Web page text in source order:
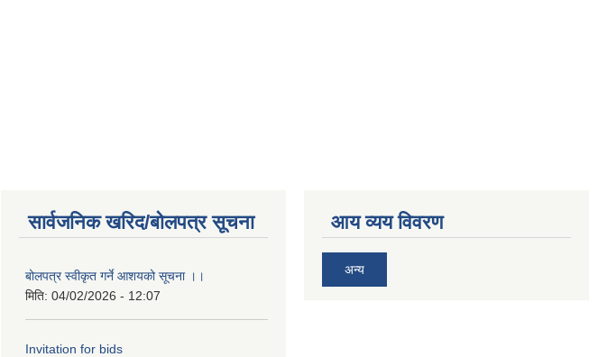
सार्वजनिक खरिद/बोलपत्र सूचना
बोलपत्र स्वीकृत गर्ने आशयको सूचना ।।
मिति: 04/02/2026 - 12:07
Invitation for bids
आय व्यय विवरण
अन्य